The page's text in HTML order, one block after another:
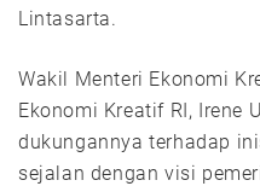
Lintasarta.
Wakil Menteri Ekonomi
Ekonomi Kreatif RI, Irene
dukungannya terhadap
sejalan dengan visi